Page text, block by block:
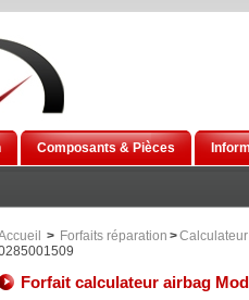
Composants & Pièces
> Forfaits réparation >
Forfait calculateur airbag